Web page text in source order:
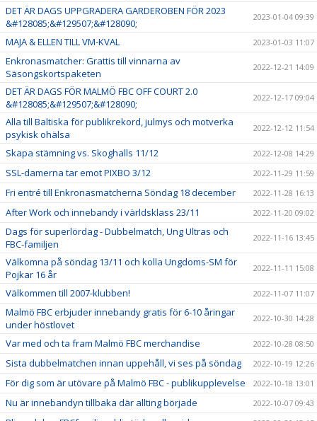
DET ÄR DAGS UPPGRADERA GARDEROBEN FÖR 2023
&#128085;&#129507;&#128090;
2023-01-04 09:39
MAJA & ELLEN TILL VM-KVAL 2023-01-03 11:07
Enkronasmatcher: Grattis till vinnarna av
Säsongskortspaketen
2022-12-21 14:09
DET ÄR DAGS FÖR MALMÖ FBC OFF COURT 2.0
&#128085;&#129507;&#128090;
2022-12-17 09:04
Alla till Baltiska för publikrekord, julmys och motverka
psykisk ohälsa
2022-12-12 11:54
Skapa stämning vs. Skoghalls 11/12 2022-12-08 14:29
SSL-damerna tar emot PIXBO 3/12 2022-11-29 11:59
Fri entré till Enkronasmatcherna Söndag 18 december 2022-11-28 16:13
After Work och innebandy i världsklass 23/11 2022-11-20 09:02
Dags för superlördag - Dubbelmatch, Ung Ultras och
FBC-familjen
2022-11-16 13:45
Välkomna på söndag 13/11 och kolla Ungdoms-SM för
Pojkar 16 år
2022-11-11 15:08
Välkommen till 2007-klubben! 2022-11-07 11:07
Malmö FBC erbjuder innebandy gratis för 6-10 åringar
under höstlovet
2022-10-30 14:28
Var med och ta fram Malmö FBC merchandise 2022-10-28 08:50
Sista dubbelmatchen innan uppehåll, vi ses på söndag 2022-10-19 12:26
För dig som är utövare på Malmö FBC - publikupplevelse 2022-10-18 13:01
Nu är innebandyn tillbaka där allting började 2022-10-07 09:43